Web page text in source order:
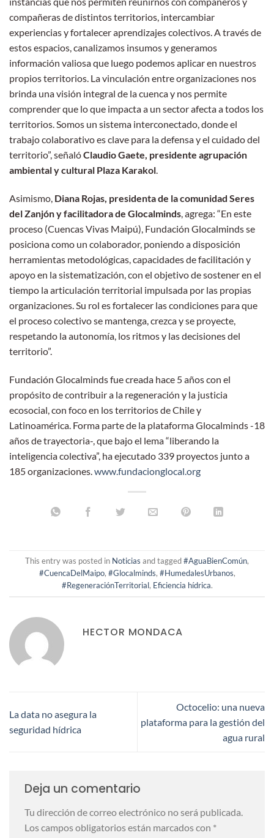
compañeras de distintos territorios, intercambiar
experiencias y fortalecer aprendizajes colectivos. A través de
estos espacios, canalizamos insumos y generamos
información valiosa que luego podemos aplicar en nuestros
propios territorios. La vinculación entre organizaciones nos
brinda una visión integral de la cuenca y nos permite
comprender que lo que impacta a un sector afecta a todos los
territorios. Somos un sistema interconectado, donde el
trabajo colaborativo es clave para la defensa y el cuidado del
territorio”, señalóClaudio Gaete, presidente agrupación
ambiental y cultural Plaza Karakol.
Asimismo, Diana Rojas, presidenta de la comunidad Seres
del Zanjón y facilitadora de Glocalminds, agrega: “En este
proceso (Cuencas Vivas Maipú), Fundación Glocalminds se
posiciona como un colaborador, poniendo a disposición
herramientas metodológicas, capacidades de facilitación y
apoyo en la sistematización, con el objetivo de sostener en el
tiempo la articulación territorial impulsada por las propias
organizaciones. Su rol es fortalecer las condiciones para que
el proceso colectivo se mantenga, crezca y se proyecte,
respetando la autonomía, los ritmos y las decisiones del
territorio”.
Fundación Glocalminds fue creada hace 5 años con el
propósito de contribuir a la regeneración y la justicia
ecosocial, con foco en los territorios de Chile y
Latinoamérica. Forma parte de la plataforma Glocalminds -18
años de trayectoria-, que bajo el lema “liberando la
inteligencia colectiva”, ha ejecutado 339 proyectos junto a
185 organizaciones. www.fundacionglocal.org
This entry was posted in Noticias and tagged#AguaBienComún,
#CuencaDelMaipo, #Glocalminds, #HumedalesUrbanos,
#RegeneraciónTerritorial, Eficiencia hídrica.
HECTOR MONDACA
La data no asegura la
seguridad hídrica
Octocelio: una nueva
plataforma para la gestión del
agua rural
Deja un comentario
Tu dirección de correo electrónico no será publicada.
Los campos obligatorios están marcados con *